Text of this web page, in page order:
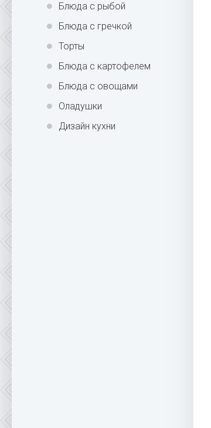
Блюда с рыбой
Блюда с гречкой
Торты
Блюда с картофелем
Блюда с овощами
Оладушки
Дизайн кухни